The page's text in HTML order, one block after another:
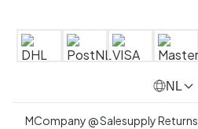
NL
MCompany @ Salesupply Returns,